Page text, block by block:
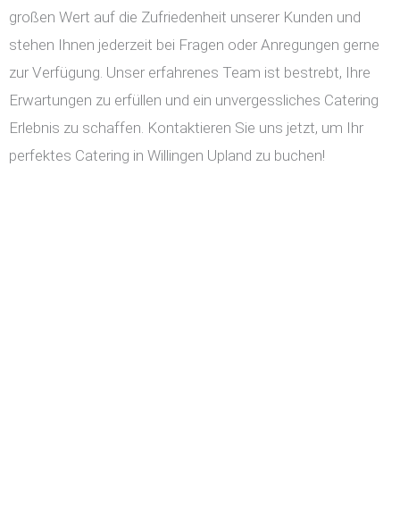
großen Wert auf die Zufriedenheit unserer Kunden und
stehen Ihnen jederzeit bei Fragen oder Anregungen gerne
zur Verfügung. Unser erfahrenes Team ist bestrebt, Ihre
Erwartungen zu erfüllen und ein unvergessliches Catering
Erlebnis zu schaffen. Kontaktieren Sie uns jetzt, um Ihr
perfektes Catering in Willingen Upland zu buchen!